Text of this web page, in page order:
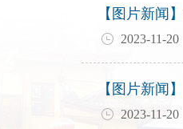
【图片新闻】
2023-11-20
【图片新闻】
2023-11-20